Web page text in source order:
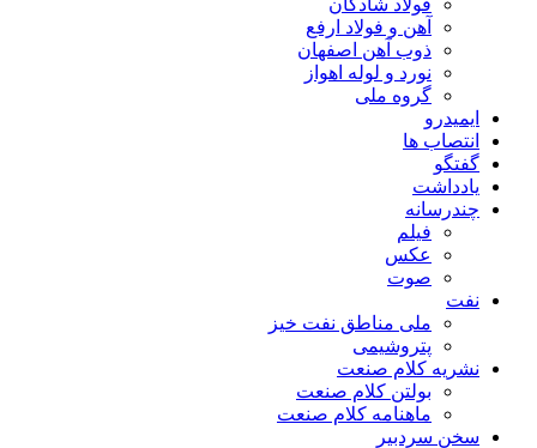
آهن و فولاد ارفع
ذوب آهن اصفهان
نورد و لوله اهواز
گروه ملی
ایمیدرو
انتصاب ها
گفتگو
یادداشت
چندرسانه
فیلم
عکس
صوت
نفت
ملی مناطق نفت خیز
پتروشیمی
نشریه کلام صنعت
بولتن کلام صنعت
ماهنامه کلام صنعت
سخن سردبیر